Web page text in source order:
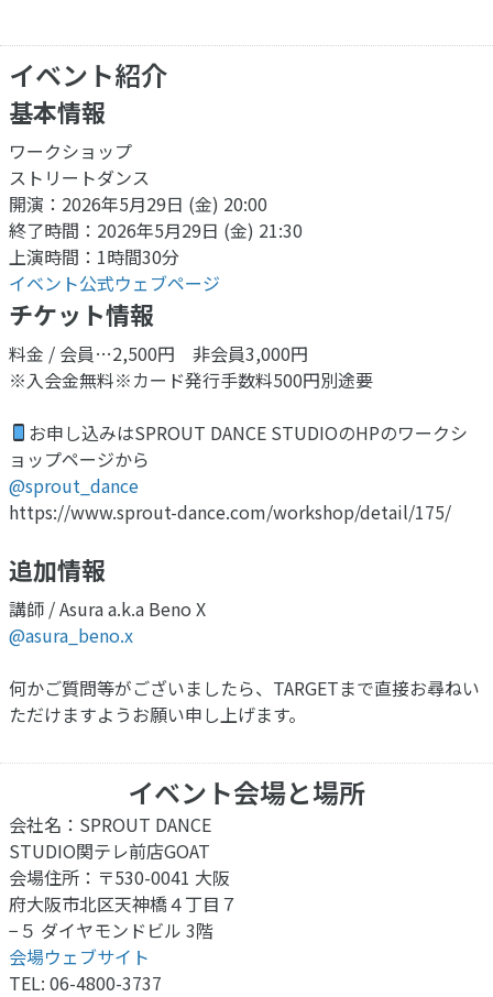
イベント紹介
基本情報
ワークショップ
ストリートダンス
開演：2026年5月29日 (金) 20:00
終了時間：2026年5月29日 (金) 21:30
上演時間：1時間30分
イベント公式ウェブページ
チケット情報
料金 / 会員…2,500円 非会員3,000円
※入会金無料※カード発行手数料500円別途要
お申し込みはSPROUT DANCE STUDIOのHPのワークシ
ョップページから
@sprout_dance
https://www.sprout-dance.com/workshop/detail/175/
追加情報
講師 / Asura a.k.a Beno X
@asura_beno.x
何かご質問等がございましたら、TARGETまで直接お尋ねい
ただけますようお願い申し上げます。
イベント会場と場所
会社名：SPROUT DANCE
STUDIO関テレ前店GOAT
会場住所：〒530-0041 大阪
府大阪市北区天神橋４丁目７
−５ ダイヤモンドビル 3階
会場ウェブサイト
TEL: 06-4800-3737